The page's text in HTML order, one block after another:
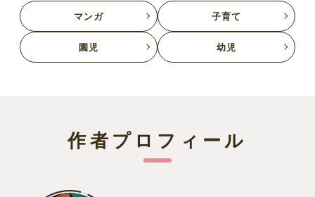
マンガ 子育て
園児 幼児
作者プロフィール